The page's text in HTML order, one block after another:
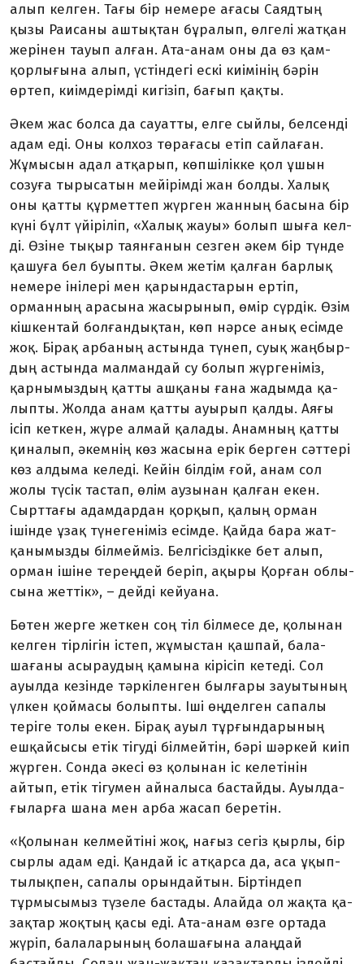
алып келген. Тағы бір немере ағасы Саяд­тың
қызы Раисаны аштықтан бұ­ралып, өлгелі жатқан
жерінен тауып алған. Ата-анам оны да өз қам­
қорлығына алып, үстіндегі ескі киімінің бәрін
өртеп, киім­дерім­ді кигізіп, бағып қақты.
Әкем жас болса да сауатты, ел­ге сыйлы, белсенді
адам еді. Оны колхоз төрағасы етіп сай­ла­ған.
Жұмысын адал атқарып, көп­ші­лікке қол ұшын
созуға тыры­са­тын мейірімді жан болды. Халық
оны қатты құрметтеп жүрген жан­­ның басына бір
күні бұлт үйі­рі­ліп, «Халық жауы» болып шыға кел­
ді. Өзіне тықыр таянғанын сез­ген әкем бір түнде
қашуға бел буып­ты. Әкем жетім қалған бар­лық
немере інілері мен қарындас­та­рын ертіп,
орманның арасына жасырынып, өмір сүрдік. Өзім
кіш­кентай болғандықтан, көп нәр­се анық есімде
жоқ. Бірақ ар­ба­ның астында түнеп, суық жаң­быр­
дың астында малмандай су бо­лып жүргеніміз,
қарнымыздың қат­ты ашқаны ғана жадымда қа­
лып­ты. Жолда анам қатты ауырып қалды. Аяғы
ісіп кеткен, жүре ал­май қалады. Анамның қатты
қи­налып, әкемнің көз жасына ерік берген сәттері
көз алдыма ке­леді. Кейін білдім ғой, анам сол
жолы түсік тастап, өлім аузынан қалған екен.
Сырттағы адамдардан қорқып, қалың орман
ішінде ұзақ түнегеніміз есімде. Қайда бара жат­­
қанымызды білмейміз. Белгі­сіз­дікке бет алып,
орман ішіне те­рең­дей беріп, ақыры Қорған об­­­лы­
сына жеттік», – дейді кейуана.
Бөтен жерге жеткен соң тіл біл­­месе де, қолынан
келген тір­лі­гін істеп, жұмыстан қашпай, бала-
шағаны асыраудың қамына кірісіп ке­теді. Сол
ауылда кезінде тәр­кі­лен­ген былғары зауытының
үлкен қой­масы болыпты. Іші өңделген са­палы
теріге толы екен. Бірақ ауыл тұрғындарының
ешқайсысы етік тігуді білмейтін, бәрі шәркей киіп
жүрген. Сонда әкесі өз қо­лы­нан іс келетінін
айтып, етік тігу­мен айналыса бастайды. Ауыл­да­
ғыларға шана мен арба жасап беретін.
«Қолынан келмейтіні жоқ, на­­ғыз сегіз қырлы, бір
сырлы адам еді. Қандай іс атқарса да, аса ұқып­
тылықпен, сапалы орын­дай­тын. Біртіндеп
тұрмысымыз тү­зе­ле бастады. Алайда ол жақта қа­
зақ­тар жоқтың қасы еді. Ата-анам өзге ортада
жүріп, балаларының болашағына алаңдай